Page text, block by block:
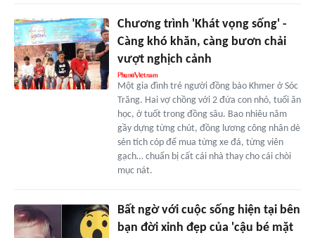
Chương trình 'Khát vọng sống' -
Càng khó khăn, càng bươn chải
vượt nghịch cảnh
Một gia đình trẻ người đồng bào Khmer ở Sóc
Trăng. Hai vợ chồng với 2 đứa con nhỏ, tuổi ăn
học, ở tuốt trong đồng sâu. Bao nhiêu năm
gầy dựng từng chút, đồng lương công nhân dè
sẻn tích cóp để mua từng xe đá, từng viên
gạch… chuẩn bị cất cái nhà thay cho cái chòi
mục nát.
Bất ngờ với cuộc sống hiện tại bên
bạn đời xinh đẹp của 'cậu bé mặt